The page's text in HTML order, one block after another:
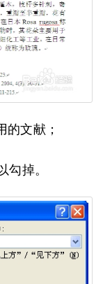
的文献；
勾掉。